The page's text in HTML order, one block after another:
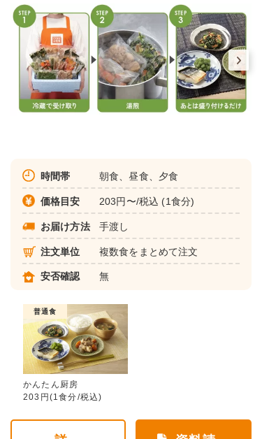
時間帯 朝食、昼食、夕食
価格目安 203円〜/税込 (1食分)
お届け方法 手渡し
注文単位 複数食をまとめて注文
安否確認 無
普通食
かんたん厨房
203円(1食分/税込)